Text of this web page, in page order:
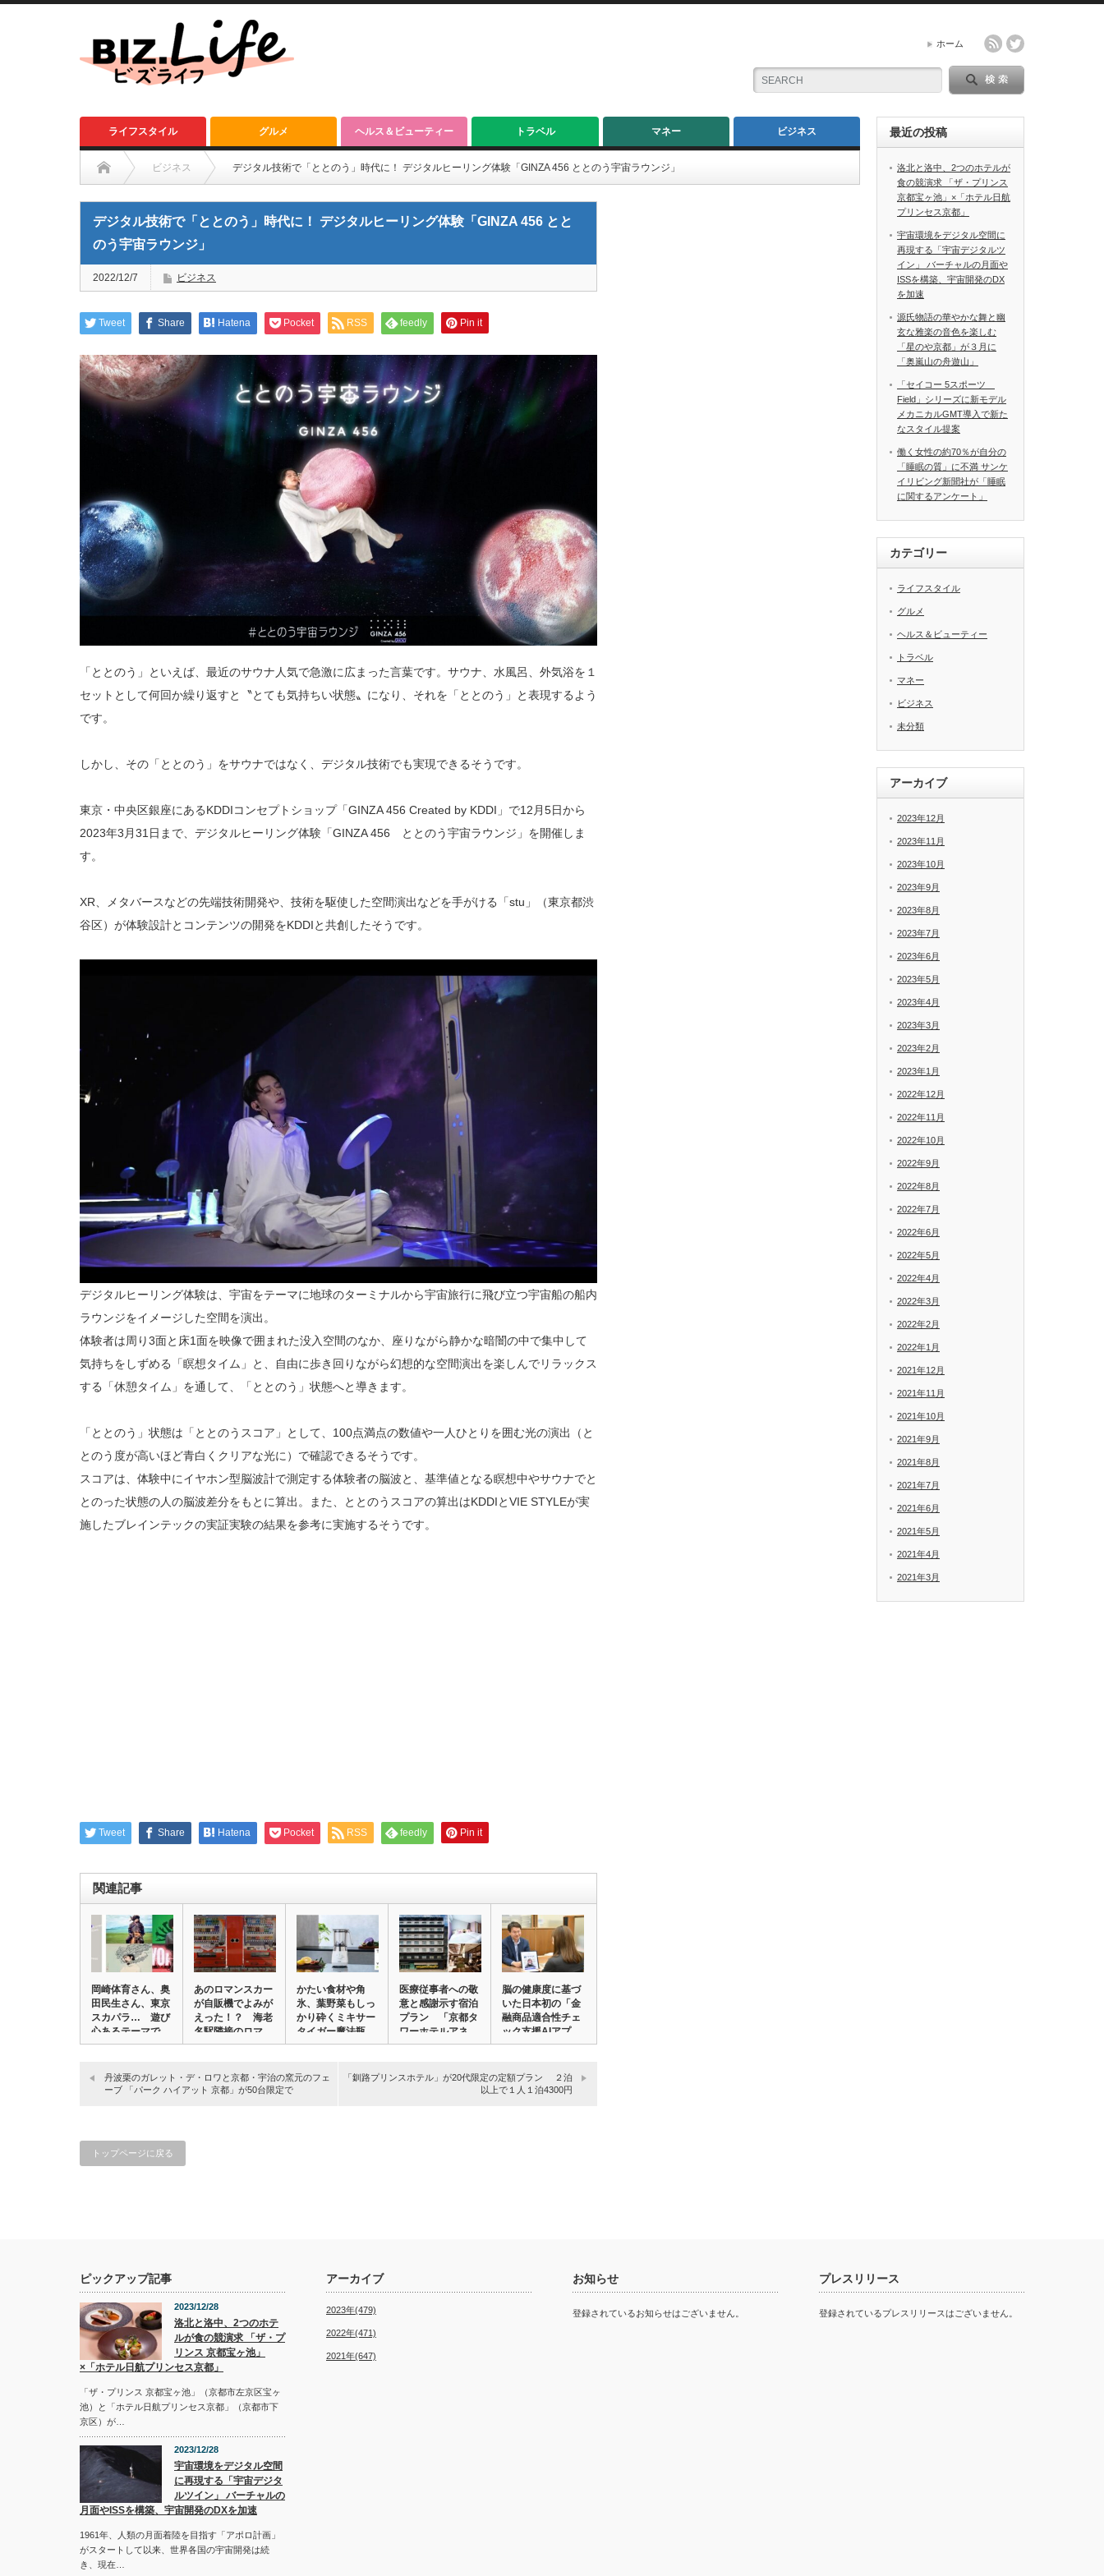
ホーム
ライフスタイル グルメ ヘルス＆ビューティー トラベル マネー ビジネス
ビジネス デジタル技術で「ととのう」時代に！ デジタルヒーリング体験「GINZA 456 ととのう宇宙ラウンジ」
デジタル技術で「ととのう」時代に！ デジタルヒーリング体験「GINZA 456 とと
のう宇宙ラウンジ」
2022/12/7 ビジネス
Tweet Share Hatena Pocket RSS feedly Pin it
「ととのう」といえば、最近のサウナ人気で急激に広まった言葉です。サウナ、水風呂、外気浴を１
セットとして何回か繰り返すと〝とても気持ちい状態〟になり、それを「ととのう」と表現するよう
です。
しかし、その「ととのう」をサウナではなく、デジタル技術でも実現できるそうです。
東京・中央区銀座にあるKDDIコンセプトショップ「GINZA 456 Created by KDDI」で12月5日から
2023年3月31日まで、デジタルヒーリング体験「GINZA 456 ととのう宇宙ラウンジ」を開催しま
す。
XR、メタバースなどの先端技術開発や、技術を駆使した空間演出などを手がける「stu」（東京都渋
谷区）が体験設計とコンテンツの開発をKDDIと共創したそうです。
デジタルヒーリング体験は、宇宙をテーマに地球のターミナルから宇宙旅行に飛び立つ宇宙船の船内
ラウンジをイメージした空間を演出。
体験者は周り3面と床1面を映像で囲まれた没入空間のなか、座りながら静かな暗闇の中で集中して
気持ちをしずめる「瞑想タイム」と、自由に歩き回りながら幻想的な空間演出を楽しんでリラックス
する「休憩タイム」を通して、「ととのう」状態へと導きます。
「ととのう」状態は「ととのうスコア」として、100点満点の数値や一人ひとりを囲む光の演出（と
とのう度が高いほど青白くクリアな光に）で確認できるそうです。
スコアは、体験中にイヤホン型脳波計で測定する体験者の脳波と、基準値となる瞑想中やサウナでと
とのった状態の人の脳波差分をもとに算出。また、ととのうスコアの算出はKDDIとVIE STYLEが実
施したブレインテックの実証実験の結果を参考に実施するそうです。
Tweet Share Hatena Pocket RSS feedly Pin it
関連記事
岡崎体育さん、奥
田民生さん、東京
スカパラ… 遊び
心あるテーマで
「…
あのロマンスカー
が自販機でよみが
えった！？ 海老
名駅隣接のロマ
ン…
かたい食材や角
氷、葉野菜もしっ
かり砕くミキサー
タイガー魔法瓶
の…
医療従事者への敬
意と感謝示す宿泊
プラン 「京都タ
ワーホテルアネ
ッ…
脳の健康度に基づ
いた日本初の「金
融商品適合性チェ
ック支援AIアプ…
丹波栗のガレット・デ・ロワと京都・宇治の窯元のフェ
ーブ 「パーク ハイアット 京都」が50台限定で
「釧路プリンスホテル」が20代限定の定額プラン ２泊
以上で１人１泊4300円
トップページに戻る
最近の投稿
洛北と洛中、2つのホテルが
食の競演求 「ザ・プリンス
京都宝ヶ池」×「ホテル日航
プリンセス京都」
宇宙環境をデジタル空間に
再現する「宇宙デジタルツ
イン」 バーチャルの月面や
ISSを構築、宇宙開発のDX
を加速
源氏物語の華やかな舞と幽
玄な雅楽の音色を楽しむ
「星のや京都」が３月に
「奥嵐山の舟遊山」
「セイコー 5スポーツ
Field」シリーズに新モデル
メカニカルGMT導入で新た
なスタイル提案
働く女性の約70％が自分の
「睡眠の質」に不満 サンケ
イリビング新聞社が「睡眠
に関するアンケート」
カテゴリー
ライフスタイル
グルメ
ヘルス＆ビューティー
トラベル
マネー
ビジネス
未分類
アーカイブ
2023年12月
2023年11月
2023年10月
2023年9月
2023年8月
2023年7月
2023年6月
2023年5月
2023年4月
2023年3月
2023年2月
2023年1月
2022年12月
2022年11月
2022年10月
2022年9月
2022年8月
2022年7月
2022年6月
2022年5月
2022年4月
2022年3月
2022年2月
2022年1月
2021年12月
2021年11月
2021年10月
2021年9月
2021年8月
2021年7月
2021年6月
2021年5月
2021年4月
2021年3月
ピックアップ記事
2023/12/28
洛北と洛中、2つのホテ
ルが食の競演求 「ザ・プ
リンス 京都宝ヶ池」
×「ホテル日航プリンセス京都」
「ザ・プリンス 京都宝ヶ池」（京都市左京区宝ヶ
池）と「ホテル日航プリンセス京都」（京都市下
京区）が…
2023/12/28
宇宙環境をデジタル空間
に再現する「宇宙デジタ
ルツイン」 バーチャルの
月面やISSを構築、宇宙開発のDXを加速
1961年、人類の月面着陸を目指す「アポロ計画」
がスタートして以来、世界各国の宇宙開発は続
き、現在…
アーカイブ
2023年(479)
2022年(471)
2021年(647)
お知らせ
登録されているお知らせはございません。
プレスリリース
登録されているプレスリリースはございません。